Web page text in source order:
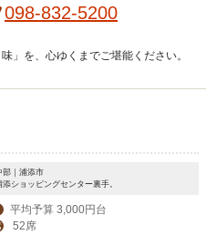
098-832-5200
」を、心ゆくまでご堪能ください。
部｜浦添市
添ショッピングセンター裏手。
平均予算 3,000円台
52席